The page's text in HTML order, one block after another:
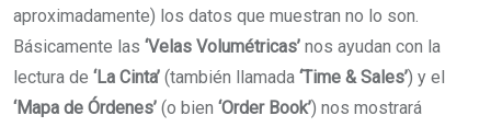
aproximadamente) los datos que muestran no lo son.
Básicamente las ‘Velas Volumétricas’ nos ayudan con la
lectura de ‘La Cinta’ (también llamada ‘Time & Sales’) y el
‘Mapa de Órdenes’ (o bien ‘Order Book’) nos mostrará